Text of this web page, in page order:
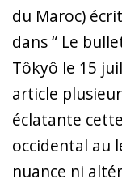
du Maroc)
dans “ Le
Tôkyô le 15
article
éclatante
occidental au
nuance ni